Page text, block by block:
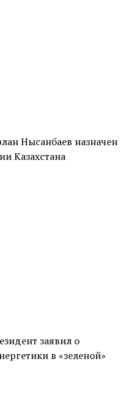
Нысанбаев назначен
Казахстана
заявил о
в «зеленой»